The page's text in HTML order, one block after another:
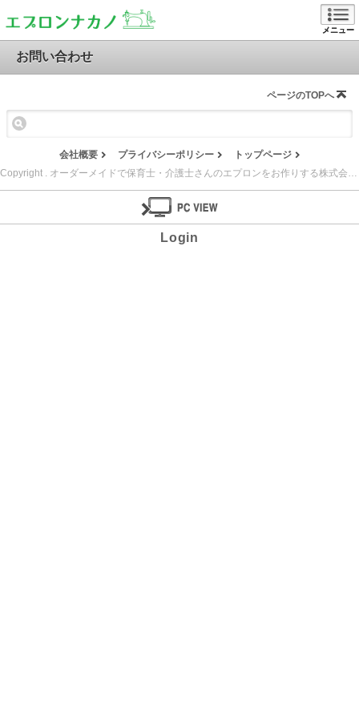
メニュー
お問い合わせ
ページのTOPへ
会社概要 プライバシーポリシー
トップページ
Copyright . オーダーメイドで保育士・介護士さんのエプロンをお作りする株式会社 ナカノ縫製. All Rights Reserved.
Login